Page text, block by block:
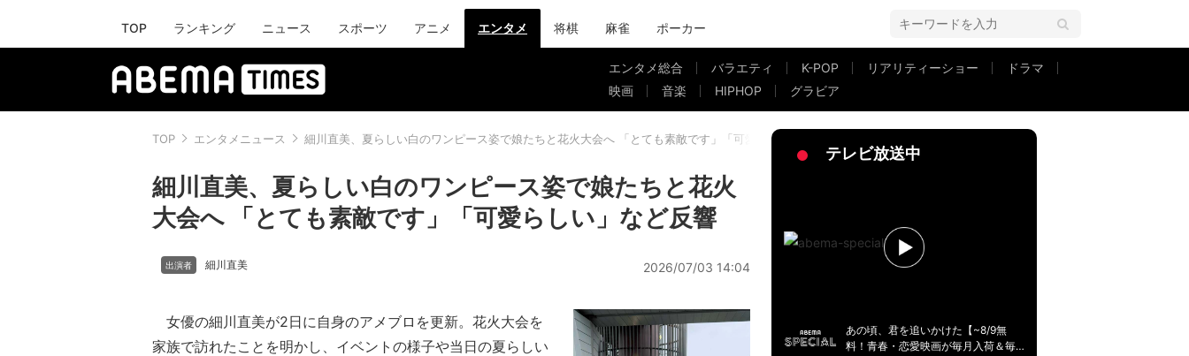
TOP ランキング ニュース スポーツ アニメ エンタメ 将棋 麻雀 ポーカー
エンタメ総合 バラエティ K-POP リアリティーショー
ドラマ
映画
音楽 HIPHOP グラビア
TOP エンタメニュース 細川直美、夏らしい白のワンピース姿で娘たちと花火大会へ 「とても素敵です」「可愛らしい」など反響
細川直美、夏らしい白のワンピース姿で娘たちと花火
大会へ 「とても素敵です」「可愛らしい」など反響
細川直美 2026/07/03 14:04
女優の細川直美が2日に自身のアメブロを更新。花火大会を
家族で訪れたことを明かし、イベントの様子や当日の夏らしい
テレビ放送中
あの頃、君を追いかけた【~8/9無
料！青春・恋愛映画が毎月入荷＆毎